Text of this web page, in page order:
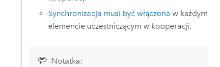
Synchronizacja musi być włączona w każdym
elemencie uczestniczącym w kooperacji.
Notatka: